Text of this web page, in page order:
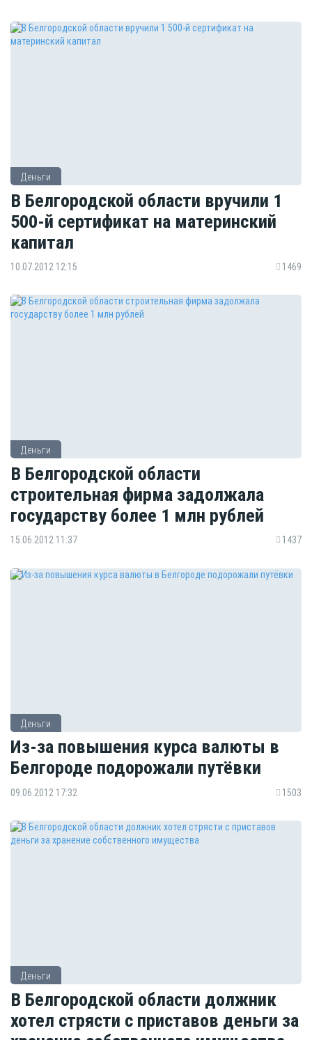
Деньги
В Белгородской области вручили 1
500-й сертификат на материнский
капитал
10.07.2012 12:15 1469
Деньги
В Белгородской области
строительная фирма задолжала
государству более 1 млн рублей
15.06.2012 11:37 1437
Деньги
Из-за повышения курса валюты в
Белгороде подорожали путёвки
09.06.2012 17:32 1503
Деньги
В Белгородской области должник
хотел стрясти с приставов деньги за